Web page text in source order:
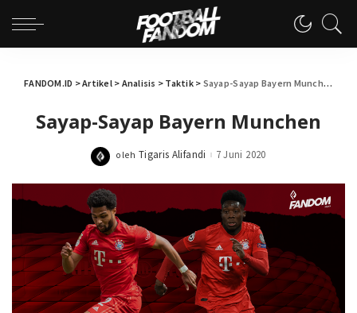
FANDOM.ID >Artikel> Analisis > Taktik> Sayap-Sayap Bayern Munchen
Sayap-Sayap Bayern Munchen
Posted
oleh Tigaris Alifandi 7 Juni 2020